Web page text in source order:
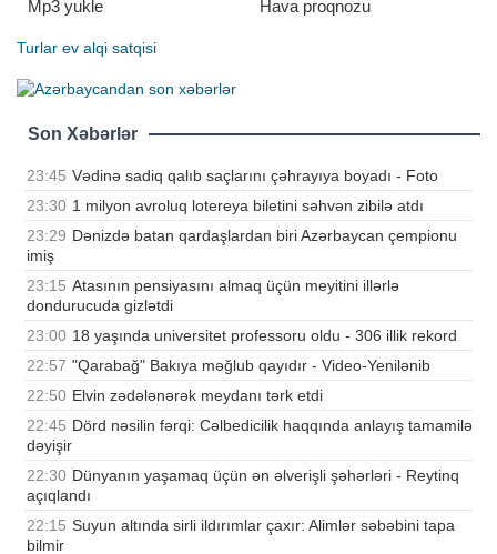
Mp3 yukle
Hava proqnozu
Turlar ev alqi satqisi
Son Xəbərlər
23:45 Vədinə sadiq qalıb saçlarını çəhrayıya boyadı - Foto
23:30 1 milyon avroluq lotereya biletini səhvən zibilə atdı
23:29 Dənizdə batan qardaşlardan biri Azərbaycan çempionu
imiş
23:15 Atasının pensiyasını almaq üçün meyitini illərlə
dondurucuda gizlətdi
23:00 18 yaşında universitet professoru oldu - 306 illik rekord
22:57 "Qarabağ" Bakıya məğlub qayıdır - Video-Yenilənib
22:50 Elvin zədələnərək meydanı tərk etdi
22:45 Dörd nəsilin fərqi: Cəlbedicilik haqqında anlayış tamamilə
dəyişir
22:30 Dünyanın yaşamaq üçün ən əlverişli şəhərləri - Reytinq
açıqlandı
22:15 Suyun altında sirli ildırımlar çaxır: Alimlər səbəbini tapa
bilmir